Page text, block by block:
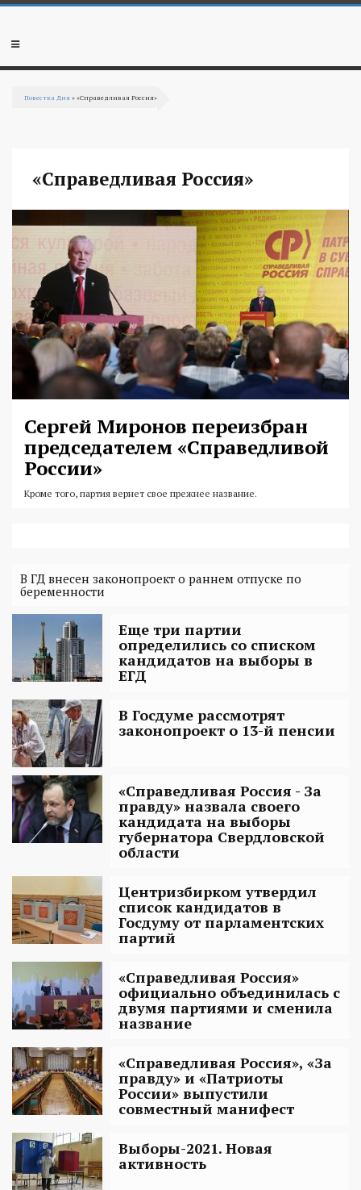
Перейти к основному содержанию
Мобильное
Повестка Дня » «Справедливая Россия»
«Справедливая Россия»
Сергей Миронов переизбран
председателем «Справедливой
России»
Кроме того, партия вернет свое прежнее название.
В ГД внесен законопроект о раннем отпуске по
беременности
Еще три партии
определились со списком
кандидатов на выборы в
ЕГД
В Госдуме рассмотрят
законопроект о 13-й пенсии
«Справедливая Россия - За
правду» назвала своего
кандидата на выборы
губернатора Свердловской
области
Центризбирком утвердил
список кандидатов в
Госдуму от парламентских
партий
«Справедливая Россия»
официально объединилась с
двумя партиями и сменила
название
«Справедливая Россия», «За
правду» и «Патриоты
России» выпустили
совместный манифест
Выборы-2021. Новая
активность